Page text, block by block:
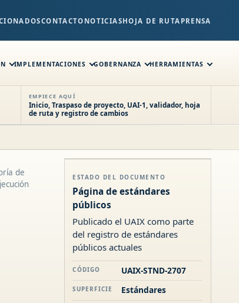
CONTACTO NOTICIASHOJA DE RUTA PRENSA
IMPLEMENTACIONES GOBERNANZA HERRAMIENTAS
EMPIECE AQUÍ
Inicio, Traspaso de proyecto, UAI-1, validador, hoja
de ruta y registro de cambios
de
ESTADO DEL DOCUMENTO
Página de estándares
públicos
Publicado el UAIX como parte
del registro de estándares
públicos actuales
CÓDIGO UAIX-STND-2707
SUPERFICIE Estándares